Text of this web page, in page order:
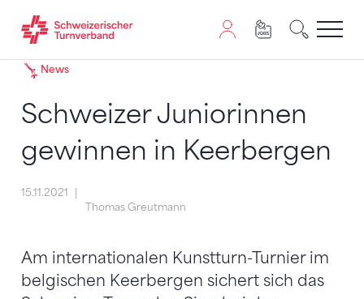
Zum Inhalt springen
Zur Sitemap navigieren
Zum Navigieren dieser Seite wird JavaScript benötigt.
News
Schweizer Juniorinnen
gewinnen in Keerbergen
15.11.2021
Thomas Greutmann
Am internationalen Kunstturn-Turnier im
belgischen Keerbergen sichert sich das